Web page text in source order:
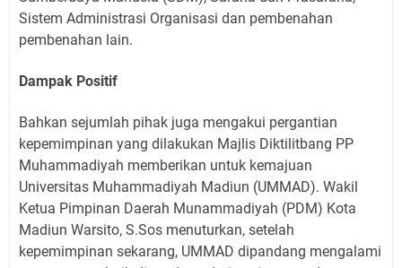
Sistem Administrasi Organisasi dan pembenahan
pembenahan lain.
Dampak Positif
Bahkan sejumlah pihak juga mengakui pergantian
kepemimpinan yang dilakukan Majlis Diktilitbang PP
Muhammadiyah memberikan untuk kemajuan
Universitas Muhammadiyah Madiun (UMMAD). Wakil
Ketua Pimpinan Daerah Munammadiyah (PDM) Kota
Madiun Warsito, S.Sos menuturkan, setelah
kepemimpinan sekarang, UMMAD dipandang mengalami